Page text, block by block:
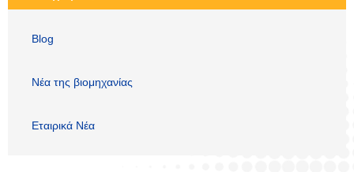
Blog
Νέα της βιομηχανίας
Εταιρικά Νέα